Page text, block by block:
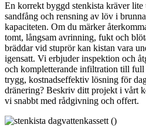
En korrekt byggd stenkista kräver
sandfång och rensning av löv i
kapaciteten. Om du märker
tomt, långsam avrinning, fukt och
bräddar vid stuprör kan kistan vara
igensatt. Vi erbjuder inspektion och
och kompletterande infiltration till
trygg, kostnadseffektiv lösning för
dränering? Beskriv ditt projekt i vårt
vi snabbt med rådgivning och offert.